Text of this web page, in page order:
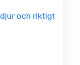
och riktigt